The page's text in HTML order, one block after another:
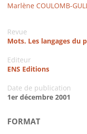
Marlène COULOMB-
Revue
Mots. Les langages du
Editeur
ENS Editions
Date de publication
1er décembre 2001
FORMAT